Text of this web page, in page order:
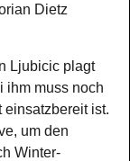
Dietz
Ljubicic plagt
ihm muss noch
einsatzbereit ist.
um den
Winter-